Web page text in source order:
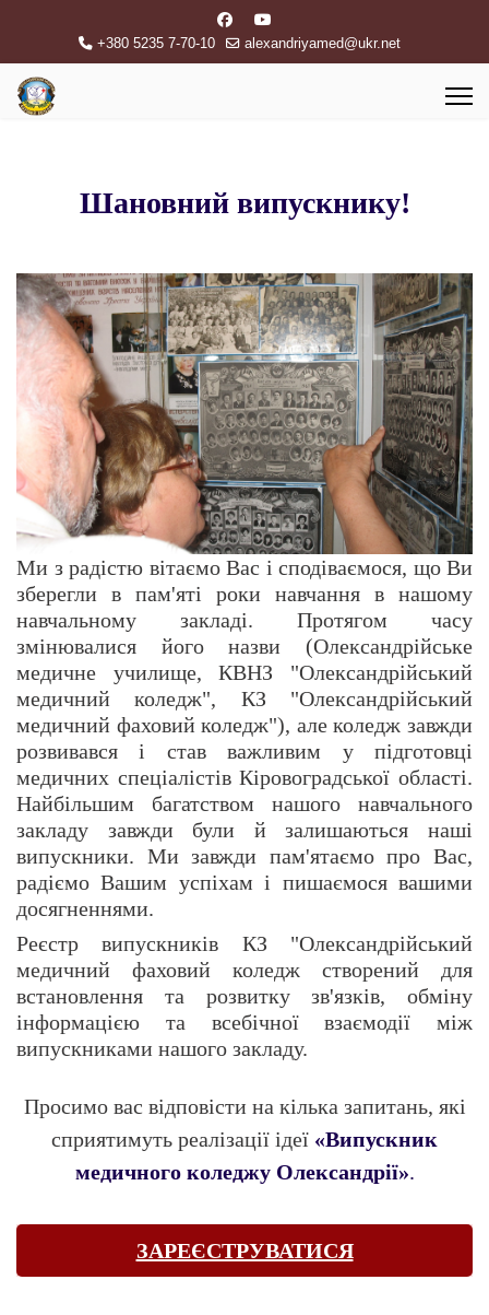
+380 5235 7-70-10 alexandriyamed@ukr.net
Шановний випускнику!
Ми з радістю вітаємо Вас і сподіваємося, що Ви
зберегли в пам'яті роки навчання в нашому
навчальному закладі. Протягом часу
змінювалися його назви (Олександрійське
медичне училище, КВНЗ "Олександрійський
медичний коледж", КЗ "Олександрійський
медичний фаховий коледж"), але коледж завжди
розвивався і став важливим у підготовці
медичних спеціалістів Кіровоградської області.
Найбільшим багатством нашого навчального
закладу завжди були й залишаються наші
випускники. Ми завжди пам'ятаємо про Вас,
радіємо Вашим успіхам і пишаємося вашими
досягненнями.
Реєстр випускників КЗ "Олександрійський
медичний фаховий коледж створений для
встановлення та розвитку зв'язків, обміну
інформацією та всебічної взаємодії між
випускниками нашого закладу.
Просимо вас відповісти на кілька запитань, які
сприятимуть реалізації ідеї «Випускник
медичного коледжу Олександрії».
ЗАРЕЄСТРУВАТИСЯ